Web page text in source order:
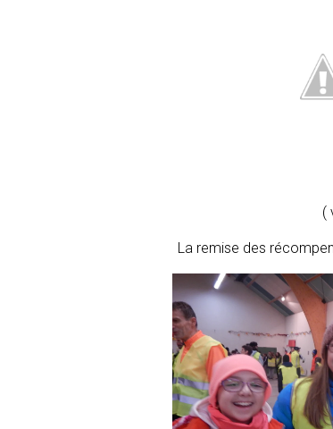
(
La remise des